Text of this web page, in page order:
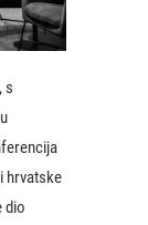
, s
hrvatske
dio